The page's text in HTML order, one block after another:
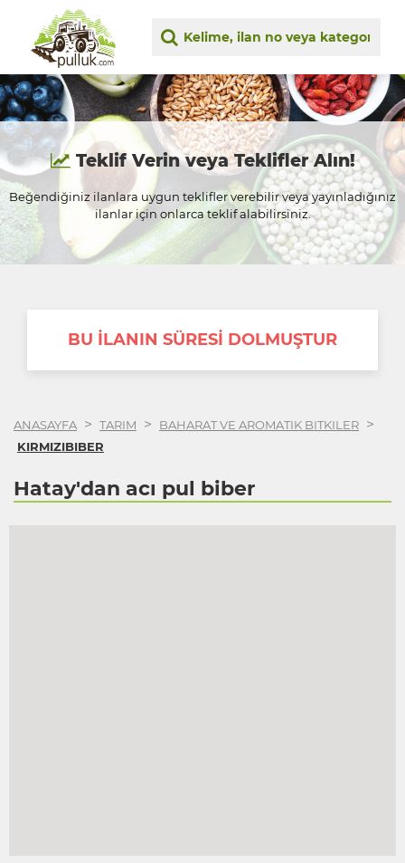
Teklif Verin veya Teklifler Alın!
Beğendiğiniz ilanlara uygun teklifler verebilir veya yayınladığınız
ilanlar için onlarca teklif alabilirsiniz.
BU İLANIN SÜRESİ DOLMUŞTUR
ANASAYFA > TARIM > BAHARAT VE AROMATIK BITKILER >
KIRMIZIBIBER
Hatay'dan acı pul biber